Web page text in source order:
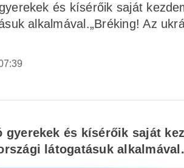
és kísérőik saját
alkalmával.„Bréking! Az
gyerekek és kísérőik saját
látogatásuk alkalmával.